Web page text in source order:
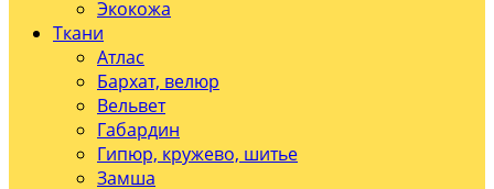
Экокожа
Ткани
Атлас
Бархат, велюр
Вельвет
Габардин
Гипюр, кружево, шитье
Замша